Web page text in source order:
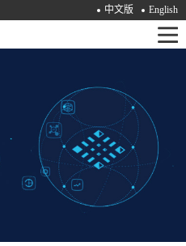
中文版 English